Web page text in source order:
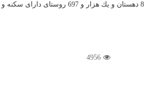
4956